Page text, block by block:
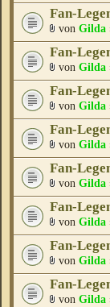
Fan-
von Gilda
Fan-
von Gilda
Fan-
von Gilda
Fan-
von Gilda
Fan-
von Gilda
Fan-
von Gilda
Fan-
von Gilda
Fan-
von Gilda